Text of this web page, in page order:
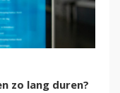
zo lang duren?